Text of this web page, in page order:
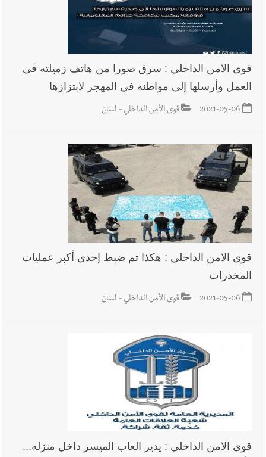
قوى الامن الداخلي : سرق صورا من هاتف زميلته في
العمل وأرسلها إلى مواطنه في المهجر لابتزازها
2021-05-06 قوى الأمن الداخلي - لبنان
قوى الامن الداحلي : هكذا تم ضبط إحدى أكبر عمليات
المخدرات
2021-05-06 قوى الأمن الداخلي - لبنان
قوى الامن الداخلي : يدير العاب الميسر داخل منزله...